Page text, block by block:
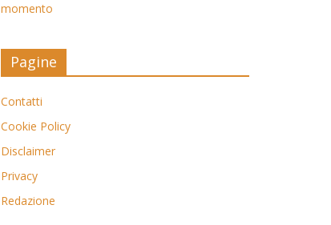
momento
Pagine
Contatti
Cookie Policy
Disclaimer
Privacy
Redazione